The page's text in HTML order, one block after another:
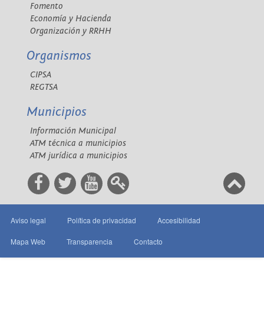
Fomento
Economía y Hacienda
Organización y RRHH
Organismos
CIPSA
REGTSA
Municipios
Información Municipal
ATM técnica a municipios
ATM jurídica a municipios
Aviso legal Política de privacidad Accesibilidad
Mapa Web Transparencia Contacto